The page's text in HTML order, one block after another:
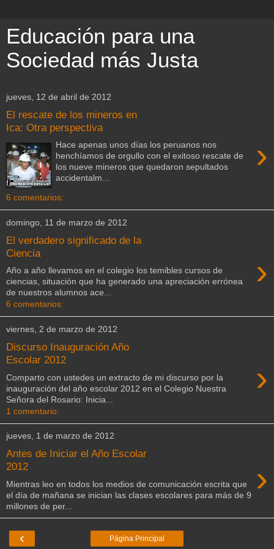
Educación para una
Sociedad más Justa
jueves, 12 de abril de 2012
El rescate de los mineros en
Ica: Otra perspectiva
›
Hace apenas unos días los peruanos nos
henchíamos de orgullo con el exitoso rescate de
los nueve mineros que quedaron sepultados
accidentalm...
6 comentarios:
domingo, 11 de marzo de 2012
El verdadero significado de la
Ciencia
›
Año a año llevamos en el colegio los temibles cursos de
ciencias, situación que ha generado una apreciación errónea
de nuestros alumnos ace...
6 comentarios:
viernes, 2 de marzo de 2012
Discurso Inauguración Año
Escolar 2012
›
Comparto con ustedes un extracto de mi discurso por la
inauguración del año escolar 2012 en el Colegio Nuestra
Señora del Rosario: Inicia...
1 comentario:
jueves, 1 de marzo de 2012
Antes de Iniciar el Año Escolar
2012
›
Mientras leo en todos los medios de comunicación escrita que
el día de mañana se inician las clases escolares para más de 9
millones de per...
‹ Página Principal